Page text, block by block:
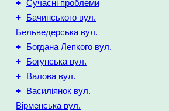
+ Сучасні проблеми
+
Бачинського вул.
Бельведерська вул.
+ Богдана Лепкого вул.
+ Богунська вул.
+ Валова вул.
+
Василіянок вул.
Вірменська вул.